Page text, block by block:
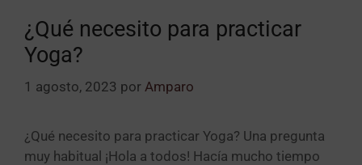
¿Qué necesito para practicar
Yoga?
1 agosto, 2023 por Amparo
¿Qué necesito para practicar Yoga? Una pregunta
muy habitual ¡Hola a todos! Hacía mucho tiempo